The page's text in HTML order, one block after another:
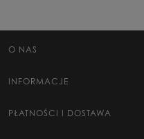
O NAS
INFORMACJE
PŁATNOŚCI I DOSTAWA